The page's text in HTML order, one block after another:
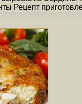
Рецепт